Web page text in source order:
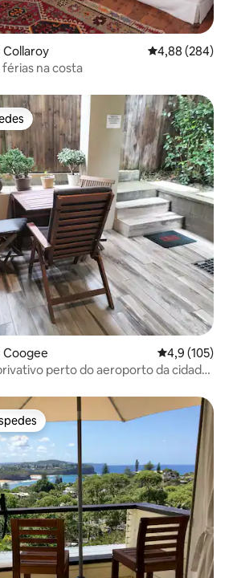
Collaroy 4,88 de uma
4,88 (284)
na costa
Coogee 4,9 de uma
4,9 (105)
perto do aeroporto da cidade
dos hóspedes